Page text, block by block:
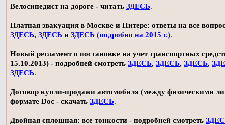
Велосипедист на дороге - читать ЗДЕСЬ.
Платная эвакуация в Москве и Питере: ответы на все
ЗДЕСЬ, ЗДЕСЬ и ЗДЕСЬ (подробно на 2015 г.).
Новый регламент о постановке на учет транспортных
15.10.2013) - подробней смотреть ЗДЕСЬ, ЗДЕСЬ, ЗДЕСЬ,
ЗДЕСЬ.
Договор купли-продажи автомобиля (между физическими
формате Doc - скачать ЗДЕСЬ.
Двойная сплошная: все тонкости - подробней смотреть